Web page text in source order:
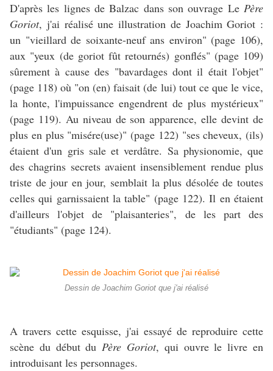
D'après les lignes de Balzac dans son ouvrage Le Père
Goriot, j'ai réalisé une illustration de Joachim Goriot :
un "vieillard de soixante-neuf ans environ" (page 106),
aux "yeux (de goriot fût retournés) gonflés" (page 109)
sûrement à cause des "bavardages dont il était l'objet"
(page 118) où "on (en) faisait (de lui) tout ce que le vice,
la honte, l'impuissance engendrent de plus mystérieux"
(page 119). Au niveau de son apparence, elle devint de
plus en plus "misére(use)" (page 122) "ses cheveux, (ils)
étaient d'un gris sale et verdâtre. Sa physionomie, que
des chagrins secrets avaient insensiblement rendue plus
triste de jour en jour, semblait la plus désolée de toutes
celles qui garnissaient la table" (page 122). Il en étaient
d'ailleurs l'objet de "plaisanteries", de les part des
"étudiants" (page 124).
Dessin de Joachim Goriot que j'ai réalisé
A travers cette esquisse, j'ai essayé de reproduire cette
scène du début duPère Goriot, qui ouvre le livre en
introduisant les personnages.